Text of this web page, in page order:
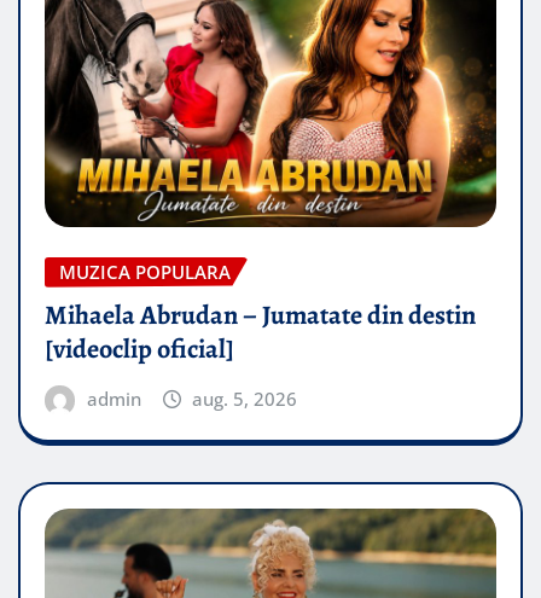
MUZICA POPULARA
Mihaela Abrudan – Jumatate din destin
[videoclip oficial]
admin aug. 5, 2026